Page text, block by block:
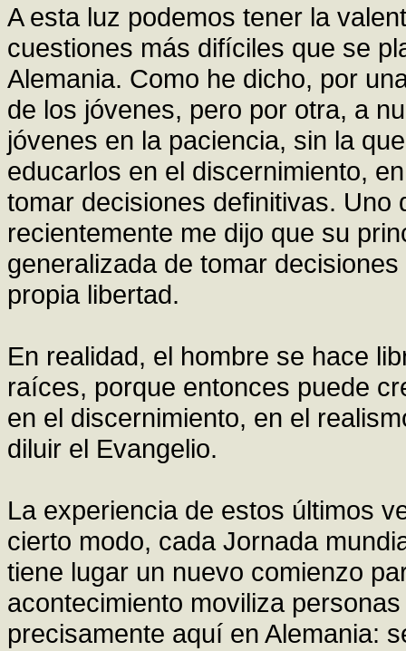
A esta luz podemos tener la
cuestiones más difíciles que se
Alemania. Como he dicho, por
de los jóvenes, pero por otra, a
jóvenes en la paciencia, sin la
educarlos en el discernimiento,
tomar decisiones definitivas. Uno
recientemente me dijo que su
generalizada de tomar
propia libertad.
En realidad, el hombre se hace
raíces, porque entonces puede
en el discernimiento, en el
diluir el Evangelio.
La experiencia de estos últimos
cierto modo, cada Jornada
tiene lugar un nuevo comienzo
acontecimiento moviliza
precisamente aquí en Alemania: